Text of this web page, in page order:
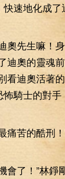
速地化成了
先生嘛！身
迪奧的靈魂
看迪奧活著
騎士的對手
苦的酷刑！
了！”林錚